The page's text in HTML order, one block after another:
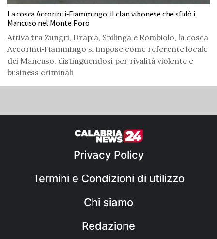
La cosca Accorinti‑Fiammingo: il clan vibonese che sfidò i
Mancuso nel Monte Poro
Attiva tra Zungri, Drapia, Spilinga e Rombiolo, la cosca
Accorinti‑Fiammingo si impose come referente locale
dei Mancuso, distinguendosi per rivalità violente e
business criminali
Privacy Policy
Termini e Condizioni di utilizzo
Chi siamo
Redazione